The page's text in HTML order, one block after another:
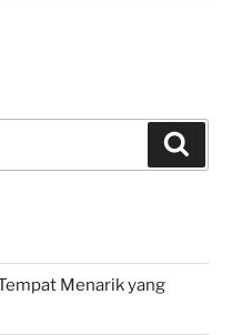
Menarik yang